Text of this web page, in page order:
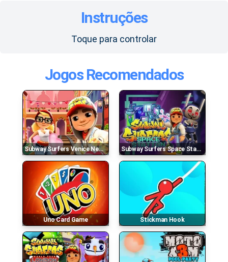
Instruções
Toque para controlar
Jogos Recomendados
Subway Surfers Venice New Edition Subway Surfers Space Station
Uno Card Game Stickman Hook